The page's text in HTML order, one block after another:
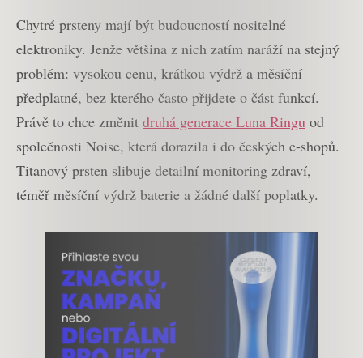
Chytré prsteny mají být budoucností nositelné
elektroniky. Jenže většina z nich zatím naráží na stejný
problém: vysokou cenu, krátkou výdrž a měsíční
předplatné, bez kterého často přijdete o část funkcí.
Právě to chce změnit druhá generace Luna Ringu od
společnosti Noise, která dorazila i do českých e-shopů.
Titanový prsten slibuje detailní monitoring zdraví,
téměř měsíční výdrž baterie a žádné další poplatky.